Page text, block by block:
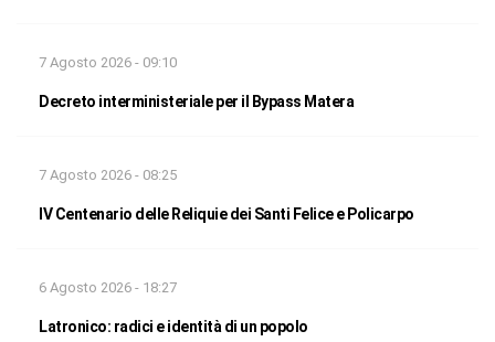
7 Agosto 2026 - 09:10
Decreto interministeriale per il Bypass Matera
7 Agosto 2026 - 08:25
IV Centenario delle Reliquie dei Santi Felice e Policarpo
6 Agosto 2026 - 18:27
Latronico: radici e identità di un popolo